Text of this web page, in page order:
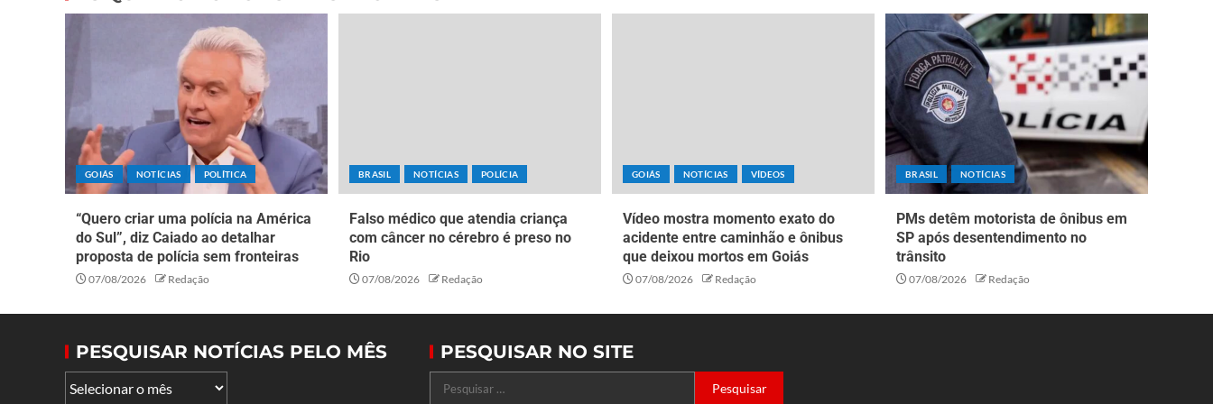
GOIÁS NOTÍCIAS POLÍTICA
“Quero criar uma polícia na América
do Sul”, diz Caiado ao detalhar
proposta de polícia sem fronteiras
07/08/2026 Redação
BRASIL NOTÍCIAS POLÍCIA
Falso médico que atendia criança
com câncer no cérebro é preso no
Rio
07/08/2026 Redação
GOIÁS NOTÍCIAS VÍDEOS
Vídeo mostra momento exato do
acidente entre caminhão e ônibus
que deixou mortos em Goiás
07/08/2026 Redação
BRASIL NOTÍCIAS
PMs detêm motorista de ônibus em
SP após desentendimento no
trânsito
07/08/2026 Redação
PESQUISAR NOTÍCIAS PELO MÊS PESQUISAR NO SITE